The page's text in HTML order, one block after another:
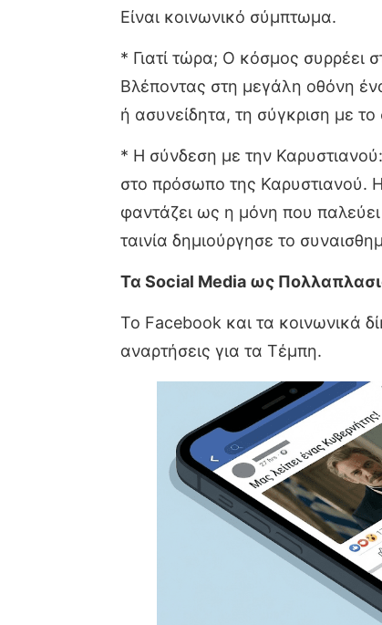
Είναι κοινωνικό σύμπτωμα.
* Γιατί τώρα; Ο κόσμος συρρέει
Βλέποντας στη μεγάλη οθόνη
ή ασυνείδητα, τη σύγκριση με
* Η σύνδεση με την
στο πρόσωπο της Καρυστιανού. Η
φαντάζει ως η μόνη που
ταινία δημιούργησε το
Τα Social Media ως
Το Facebook και τα κοινωνικά
αναρτήσεις για τα Τέμπη.